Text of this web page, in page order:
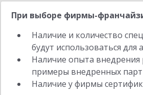
При выборе фирмы-
Наличие и количество
будут использоваться
Наличие опыта
примеры внедренных
Наличие у фирмы